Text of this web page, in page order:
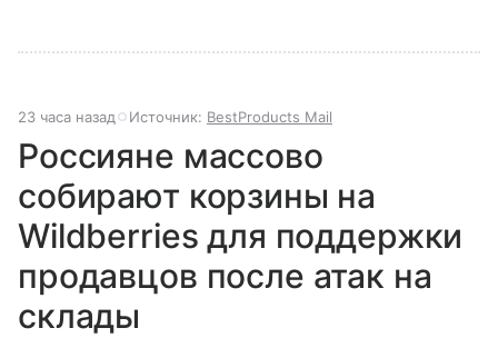
23 часа назад Источник: BestProducts Mail
Россияне массово
собирают корзины на
Wildberries для поддержки
продавцов после атак на
склады